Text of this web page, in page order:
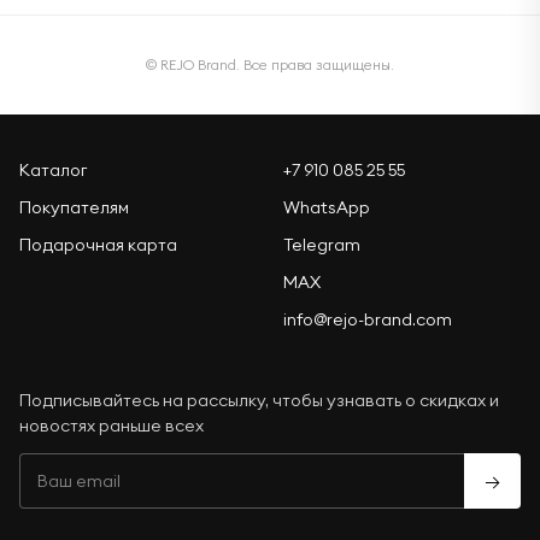
© REJO Brand. Все права защищены.
Каталог
Покупателям
Подарочная карта
+7 910 085 25 55
WhatsApp
Telegram
MAX
info@rejo-brand.com
Подписывайтесь на рассылку, чтобы узнавать о скидках и
новостях раньше всех
→